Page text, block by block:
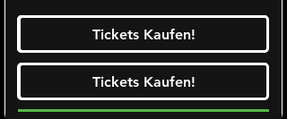
Tickets Kaufen!
Ticketalarm abonieren!
Tickets Kaufen!
Tickets Kaufen!
Tickets Kaufen!